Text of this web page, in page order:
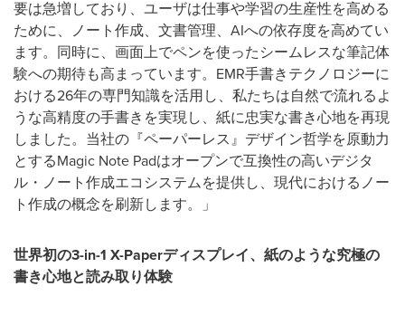
要は急増しており、ユーザは仕事や学習の生産性を高める
ために、ノート作成、文書管理、 AIへの依存度を高めてい
ます。同時に、画面上でペンを使ったシームレスな筆記体
験への期待も高まっています。 EMR手書きテクノロジーに
おける26年の専門知識を活用し、私たちは自然で流れるよ
うな高精度の手書きを実現し、紙に忠実な書き心地を再現
しました。当社の『ペーパーレス』デザイン哲学を原動力
とするMagic Note Padはオープンで互換性の高いデジタ
ル・ノート作成エコシステムを提供し、現代におけるノー
ト作成の概念を刷新します。」
世界初の3-in-1 X-Paperディスプレイ、紙のような究極の
書き心地と読み取り体験